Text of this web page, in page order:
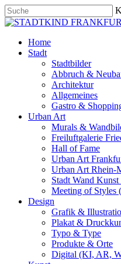
Skip
to
content
Close
search
Menu
Home
Stadt
Stadtbilder
Abbruch &
Architektur
Allgemeines
Gastro &
Urban Art
Murals &
Freiluftgalerie
Hall of Fame
Urban Art
Urban Art Rhein-
Stadt Wand
Meeting of Styles
Design
Grafik &
Plakat &
Typo & Type
Produkte & Orte
Digital (KI, AR,